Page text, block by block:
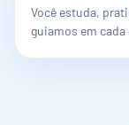
Você estuda,
guiamos em cada